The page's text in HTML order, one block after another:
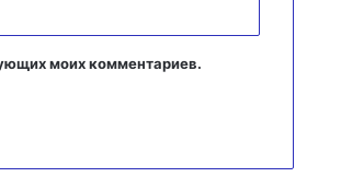
моих комментариев.